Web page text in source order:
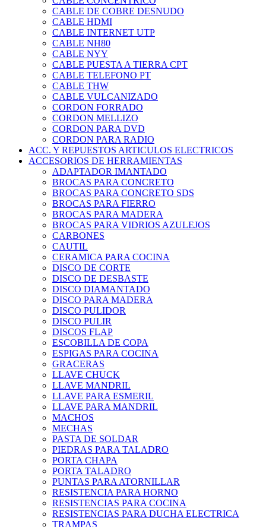
CABLE DE COBRE DESNUDO
CABLE HDMI
CABLE INTERNET UTP
CABLE NH80
CABLE NYY
CABLE PUESTA A TIERRA CPT
CABLE TELEFONO PT
CABLE THW
CABLE VULCANIZADO
CORDON FORRADO
CORDON MELLIZO
CORDON PARA DVD
CORDON PARA RADIO
ACC. Y REPUESTOS ARTICULOS ELECTRICOS
ACCESORIOS DE HERRAMIENTAS
ADAPTADOR IMANTADO
BROCAS PARA CONCRETO
BROCAS PARA CONCRETO SDS
BROCAS PARA FIERRO
BROCAS PARA MADERA
BROCAS PARA VIDRIOS AZULEJOS
CARBONES
CAUTIL
CERAMICA PARA COCINA
DISCO DE CORTE
DISCO DE DESBASTE
DISCO DIAMANTADO
DISCO PARA MADERA
DISCO PULIDOR
DISCO PULIR
DISCOS FLAP
ESCOBILLA DE COPA
ESPIGAS PARA COCINA
GRACERAS
LLAVE CHUCK
LLAVE MANDRIL
LLAVE PARA ESMERIL
LLAVE PARA MANDRIL
MACHOS
MECHAS
PASTA DE SOLDAR
PIEDRAS PARA TALADRO
PORTA CHAPA
PORTA TALADRO
PUNTAS PARA ATORNILLAR
RESISTENCIA PARA HORNO
RESISTENCIAS PARA COCINA
RESISTENCIAS PARA DUCHA ELECTRICA
TRAMPAS